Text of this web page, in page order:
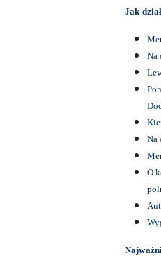
Jak
Na
Na
O